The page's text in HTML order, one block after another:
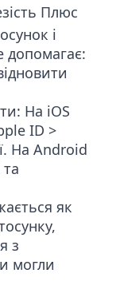
Плюс
і
допомагає:
: На iOS
ID >
На Android
як
з
могли